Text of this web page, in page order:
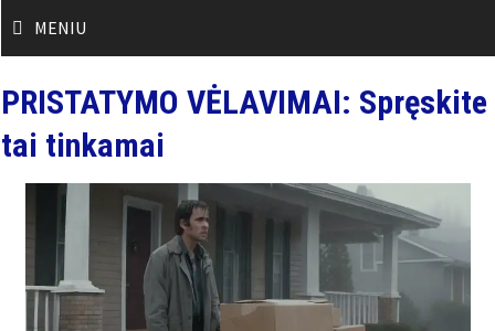
to
MENIU
PRISTATYMO VĖLAVIMAI: Spręskite
tai tinkamai